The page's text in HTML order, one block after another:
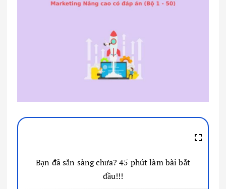
Bạn đã sẵn sàng chưa? 45 phút làm bài bắt
đầu!!!